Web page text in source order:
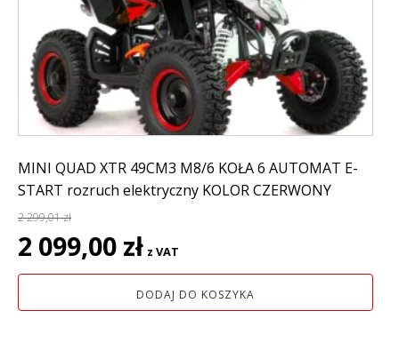
MINI QUAD XTR 49CM3 M8/6 KOŁA 6 AUTOMAT E-
START rozruch elektryczny KOLOR CZERWONY
2 299,01zł
Pierwotna
cena
wynosiła:
2 099,00 zł cena
wynosi:
2
z VAT
DODAJ DO KOSZYKA